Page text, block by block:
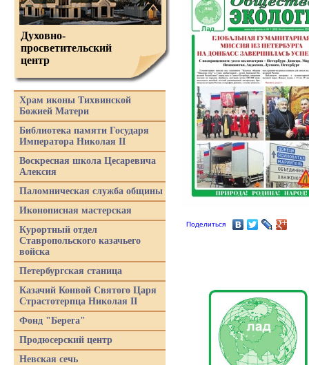
Поделиться
Духовно-
просветительский
центр
Храм иконы Тихвинской
Божией Матери
Библиотека памяти Государя
Императора Николая II
Воскресная школа Цесаревича
Алексия
Паломническая служба общины
Иконописная мастерская
Курортный отдел
Ставропольского казачьего
войска
Петербургская станица
Казачий Конвой Святого Царя
Страстотерпца Николая II
Фонд "Берега"
Продюсерский центр
Невская сечь